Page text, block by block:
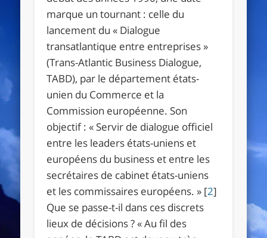
marque un tournant : celle du
lancement du « Dialogue
transatlantique entre entreprises »
(Trans-Atlantic Business Dialogue,
TABD), par le département états-
unien du Commerce et la
Commission européenne. Son
objectif :« Servir de dialogue officiel
entre les leaders états-uniens et
européens du business et entre les
secrétaires de cabinet états-uniens
et les commissaires européens. » [2]
Que se passe-t-il dans ces discrets
lieux de décisions ?« Au fil des